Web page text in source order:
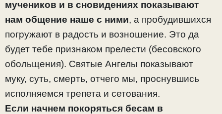
мучеников и в сновидениях показывают
нам общение наше с ними, а пробудившихся
погружают в радость и возношение. Это да
будет тебе признаком прелести (бесовского
обольщения). Святые Ангелы показывают
муку, суть, смерть, отчего мы, проснувшись
исполняемся трепета и сетования.
Если начнем покоряться бесам в